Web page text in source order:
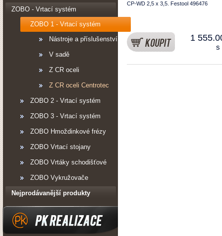
ZOBO - Vrtací systém
ZOBO 1 - Vrtací systém
Nástroje a příslušenství
V sadě
Z CR oceli
Z CR oceli Centrotec
ZOBO 2 - Vrtací systém
ZOBO 3 - Vrtací systém
ZOBO Hmoždinkové frézy
ZOBO Vrtací stojany
ZOBO Vrtáky schodišťové
ZOBO Vykružovače
Nejprodávanější produkty
CP-WD 2,5 x 3,5. Festool 496476
1
s